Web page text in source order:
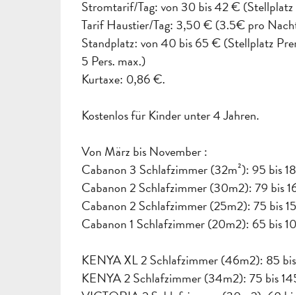
Stromtarif/Tag: von 30 bis 42 €
Tarif Haustier/Tag: 3,50 € (3.5€ pro
Standplatz: von 40 bis 65 € (Stellplatz
5 Pers. max.)
Kurtaxe: 0,86 €.
Kostenlos für Kinder unter 4 Jahren.
Von März bis November :
Cabanon 3 Schlafzimmer (32m²): 95 bis
Cabanon 2 Schlafzimmer (30m2): 79 bis
Cabanon 2 Schlafzimmer (25m2): 75 bis
Cabanon 1 Schlafzimmer (20m2): 65 bis
KENYA XL 2 Schlafzimmer (46m2): 85
KENYA 2 Schlafzimmer (34m2): 75 bis